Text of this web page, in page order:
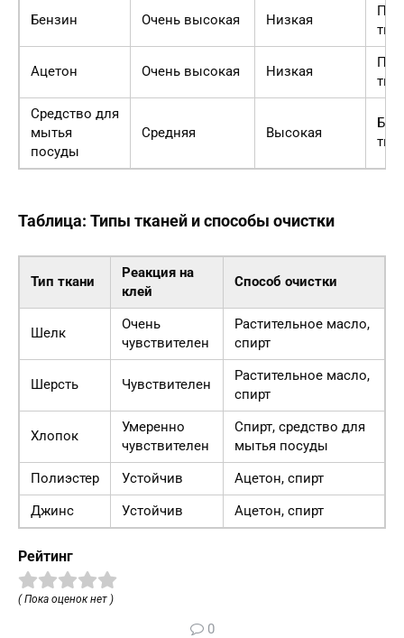
Бензин Очень высокая Низкая
Ацетон Очень высокая Низкая
Средство для
мытья
посуды
Средняя Высокая
Таблица: Типы тканей и способы очистки
Тип ткани
Реакция на
клей
Способ очистки
Шелк
Очень
чувствителен
Растительное масло,
спирт
Шерсть Чувствителен
Растительное масло,
спирт
Хлопок
Умеренно
чувствителен
Спирт, средство для
мытья посуды
Полиэстер
Устойчив
Ацетон, спирт
Джинс
Устойчив Ацетон, спирт
Рейтинг
( Пока оценок нет )
0